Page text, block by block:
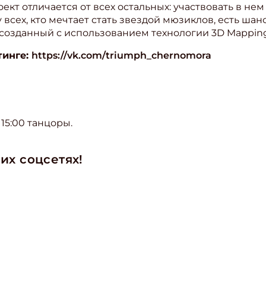
отличается от всех остальных: участвовать в
кто мечтает стать звездой мюзиклов, есть
с использованием технологии 3D
https://vk.com/triumph_chernomora
15:00 танцоры.
соцсетях!